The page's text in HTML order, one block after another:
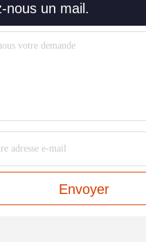
nous un mail.
Envoyer